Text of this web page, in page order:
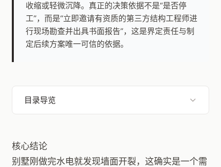
收缩或轻微沉降。真正的决策依据不是“是否停
工”，而是“立即邀请有资质的第三方结构工程师进
行现场勘查并出具书面报告”，这是界定责任与制
定后续方案唯一可信的依据。
目录导览
核心结论
别墅刚做完水电就发现墙面开裂，这确实是一个需